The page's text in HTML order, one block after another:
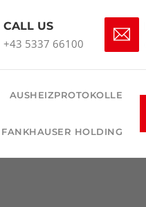
CALL US
+43 5337 66100
AUSHEIZPROTOKOLLE
FANKHAUSER HOLDING